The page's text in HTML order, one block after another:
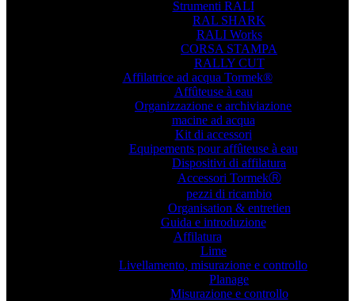
Strumenti RALI
RAL SHARK
RALI Works
CORSA STAMPA
RALLY CUT
Affilatrice ad acqua Tormek®
Affûteuse à eau
Organizzazione e archiviazione
macine ad acqua
Kit di accessori
Equipements pour affûteuse à eau
Dispositivi di affilatura
Accessori TormekⓇ
pezzi di ricambio
Organisation & entretien
Guida e introduzione
Affilatura
Lime
Livellamento, misurazione e controllo
Planage
Misurazione e controllo